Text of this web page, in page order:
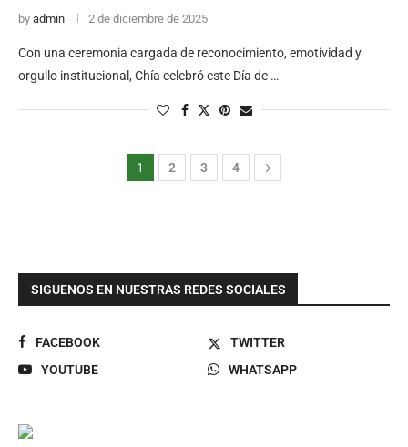
by admin 2 de diciembre de 2025
Con una ceremonia cargada de reconocimiento, emotividad y
orgullo institucional, Chía celebró este Día de …
1 2 3 4
SIGUENOS EN NUESTRAS REDES SOCIALES
FACEBOOK
TWITTER
YOUTUBE
WHATSAPP